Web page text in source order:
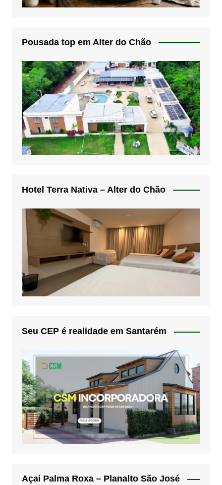
Pousada top em Alter do Chão
Hotel Terra Nativa – Alter do Chão
Seu CEP é realidade em Santarém
Açai Palma Roxa – Planalto São José